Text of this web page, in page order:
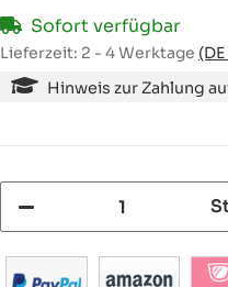
Sofort verfügbar
Lieferzeit: 2 - 4 Werktage
Hinweis zur Zahlung